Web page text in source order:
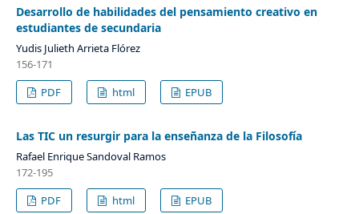
Desarrollo de habilidades del pensamiento creativo en
estudiantes de secundaria
Yudis Julieth Arrieta Flórez
156-171
PDF
html EPUB
Las TIC un resurgir para la enseñanza de la Filosofía
Rafael Enrique Sandoval Ramos
172-195
PDF
html EPUB